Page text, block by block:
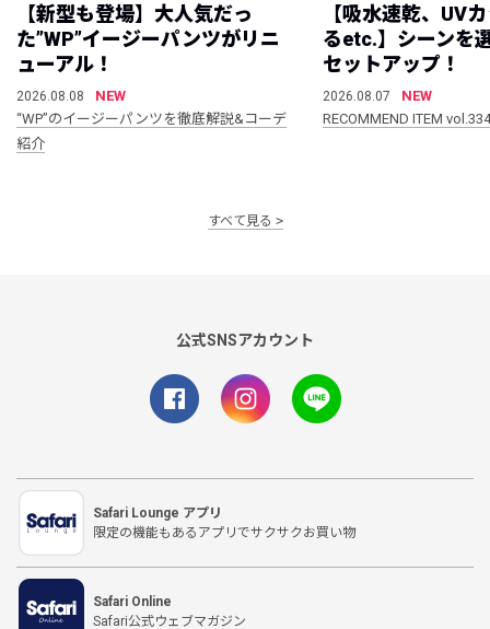
【新型も登場】大人気だっ
た”WP”イージーパンツがリニ
ューアル！
2026.08.08
NEW
“WP”のイージーパンツを徹底解説&コーデ
紹介
【吸水速乾、UV
るetc.】シーンを
セットアップ！
2026.08.07
NEW
RECOMMEND ITEM vol.334
すべて見る
公式SNSアカウント
Safari Lounge アプリ
限定の機能もあるアプリでサクサクお買い物
Safari Online
Safari公式ウェブマガジン